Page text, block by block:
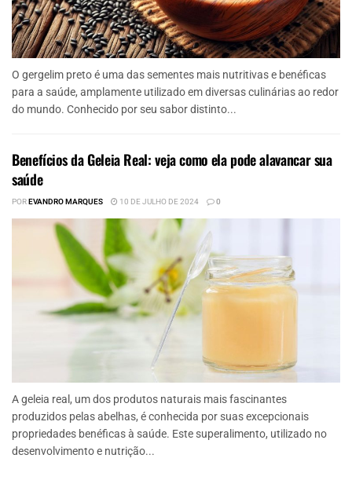
O gergelim preto é uma das sementes mais nutritivas e benéficas
para a saúde, amplamente utilizado em diversas culinárias ao redor
do mundo. Conhecido por seu sabor distinto...
Benefícios da Geleia Real: veja como ela pode alavancar sua
saúde
POREVANDRO MARQUES 10 DE JULHO DE 2024 0
A geleia real, um dos produtos naturais mais fascinantes
produzidos pelas abelhas, é conhecida por suas excepcionais
propriedades benéficas à saúde. Este superalimento, utilizado no
desenvolvimento e nutrição...